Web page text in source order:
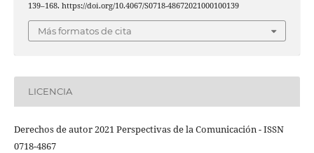
139–168. https://doi.org/10.4067/S0718-48672021000100139
Más formatos de cita
LICENCIA
Derechos de autor 2021 Perspectivas de la Comunicación - ISSN
0718-4867